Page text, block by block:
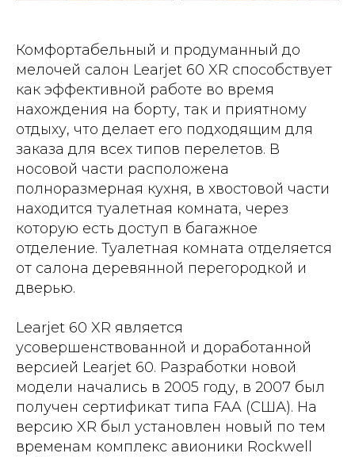
Комфортабельный и продуманный до
мелочей салон Learjet 60 XR способствует
как эффективной работе во время
нахождения на борту, так и приятному
отдыху, что делает его подходящим для
заказа для всех типов перелетов. В
носовой части расположена
полноразмерная кухня, в хвостовой части
находится туалетная комната, через
которую есть доступ в багажное
отделение. Туалетная комната отделяется
от салона деревянной перегородкой и
дверью.
Learjet 60 XR является
усовершенствованной и доработанной
версией Learjet 60. Разработки новой
модели начались в 2005 году, в 2007 был
получен сертификат типа FAA (США). На
версию XR был установлен новый по тем
временам комплекс авионики Rockwell